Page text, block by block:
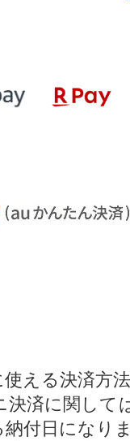
える決済方
済に関して
付日になり